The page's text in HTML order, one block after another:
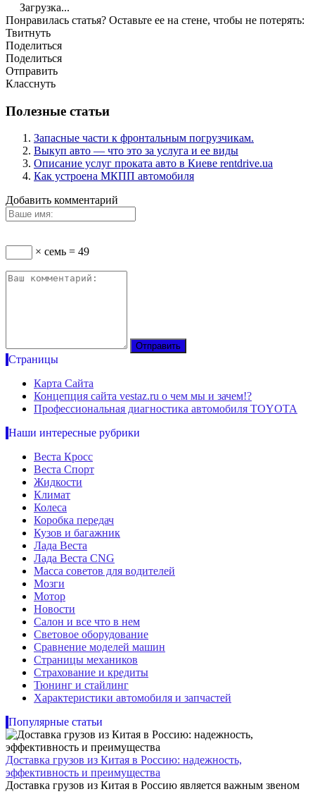
Загрузка...
Понравилась статья? Оставьте ее на стене, чтобы не потерять:
Твитнуть
Поделиться
Поделиться
Отправить
Класснуть
Полезные статьи
Запасные части к фронтальным погрузчикам.
Выкуп авто — что это за услуга и ее виды
Описание услуг проката авто в Киеве rentdrive.ua
Как устроена МКПП автомобиля
Добавить комментарий
× семь = 49
Страницы
Карта Сайта
Концепция сайта vestaz.ru о чем мы и зачем!?
Профессиональная диагностика автомобиля TOYOTA
Наши интересные рубрики
Веста Кросс
Веста Спорт
Жидкости
Климат
Колеса
Коробка передач
Кузов и багажник
Лада Веста
Лада Веста CNG
Масса советов для водителей
Мозги
Мотор
Новости
Салон и все что в нем
Световое оборудование
Сравнение моделей машин
Страницы механиков
Страхование и кредиты
Тюнинг и стайлинг
Характеристики автомобиля и запчастей
Популярные статьи
Доставка грузов из Китая в Россию: надежность,
эффективность и преимущества
Доставка грузов из Китая в Россию является важным звеном